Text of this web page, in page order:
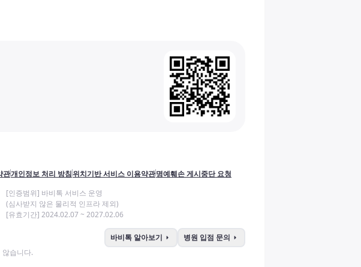
관개인정보 처리 방침위치기반 서비스 이용약관명예훼손 게시중단 요청
[인증범위] 바비톡 서비스 운영
(심사받지 않은 물리적 인프라 제외)
[유효기간] 2024.02.07 ~ 2027.02.06
바비톡 알아보기 arrow_right 병원 입점 문의 arrow_right
습니다.